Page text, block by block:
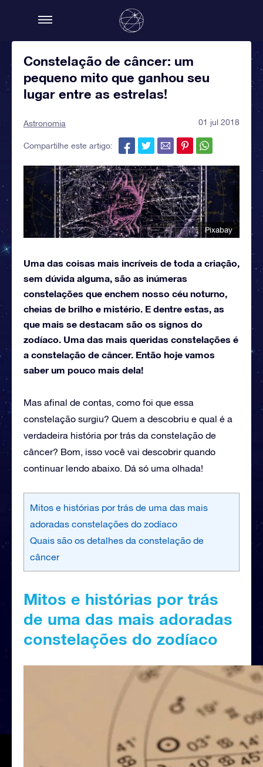
Constelação de câncer: um
pequeno mito que ganhou seu
lugar entre as estrelas!
Astronomia 01 jul 2018
Compartilhe este artigo:
Pixabay
Uma das coisas mais incríveis de toda a criação,
sem dúvida alguma, são as inúmeras
constelações que enchem nosso céu noturno,
cheias de brilho e mistério. E dentre estas, as
que mais se destacam são os signos do
zodíaco. Uma das mais queridas constelações é
a constelação de câncer. Então hoje vamos
saber um pouco mais dela!
Mas afinal de contas, como foi que essa
constelação surgiu? Quem a descobriu e qual é a
verdadeira história por trás da constelação de
câncer? Bom, isso você vai descobrir quando
continuar lendo abaixo. Dá só uma olhada!
Mitos e histórias por trás de uma das mais
adoradas constelações do zodíaco
Quais são os detalhes da constelação de
câncer
Mitos e histórias por trás
de uma das mais adoradas
constelações do zodíaco